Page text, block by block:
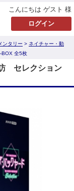
こんにちは ゲスト 様
ンタリー > ネイチャー・動
全5枚
セレクション